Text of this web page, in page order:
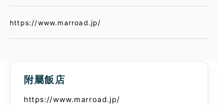
https://www.marroad.jp/
附屬飯店
https://www.marroad.jp/